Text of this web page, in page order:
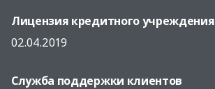
Лицензия кредитного учреждения
02.04.2019
Служба поддержки клиентов